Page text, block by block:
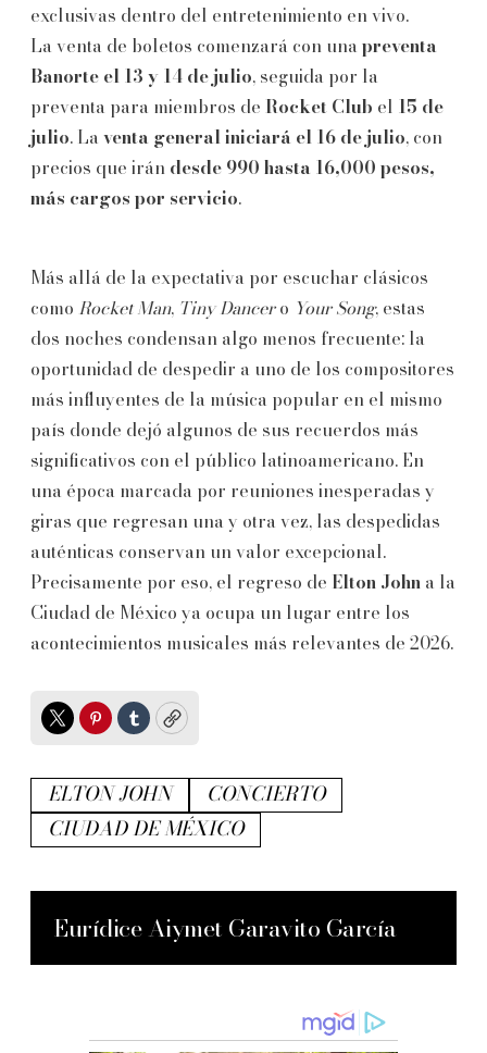
exclusivas dentro del entretenimiento en vivo.
La venta de boletos comenzará con una preventa
Banorte el 13 y 14 de julio, seguida por la
preventa para miembros de Rocket Club el 15 de
julio. La venta general iniciará el 16 de julio, con
precios que irán desde 990 hasta 16,000 pesos,
más cargos por servicio.
Más allá de la expectativa por escuchar clásicos
como Rocket Man, Tiny Dancero Your Song, estas
dos noches condensan algo menos frecuente: la
oportunidad de despedir a uno de los compositores
más influyentes de la música popular en el mismo
país donde dejó algunos de sus recuerdos más
significativos con el público latinoamericano. En
una época marcada por reuniones inesperadas y
giras que regresan una y otra vez, las despedidas
auténticas conservan un valor excepcional.
Precisamente por eso, el regreso de Elton John a la
Ciudad de México ya ocupa un lugar entre los
acontecimientos musicales más relevantes de 2026.
TwitterPinterest
TumblrCopy
ELTON JOHN
CONCIERTO
CIUDAD DE MÉXICO
Eurídice Aiymet Garavito García